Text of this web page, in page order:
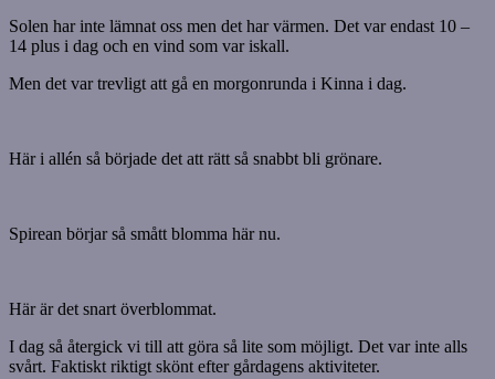
Solen har inte lämnat oss men det har värmen. Det var endast 10 –
14 plus i dag och en vind som var iskall.
Men det var trevligt att gå en morgonrunda i Kinna i dag.
Här i allén så började det att rätt så snabbt bli grönare.
Spirean börjar så smått blomma här nu.
Här är det snart överblommat.
I dag så återgick vi till att göra så lite som möjligt. Det var inte alls
svårt. Faktiskt riktigt skönt efter gårdagens aktiviteter.